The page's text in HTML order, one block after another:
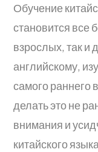
Обучение
становится все
взрослых, так и
английскому,
самого раннего
делать это не
внимания и
китайского